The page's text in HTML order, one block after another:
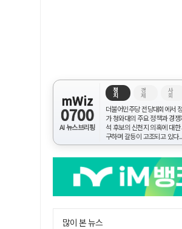
mWiz
0700
AI 뉴스브리핑
정
치
경
제
사
회
더불어민주당 전당대회에서
가 청와대의 주요 정책과 경
석 후보의 신천지 의혹에 대
구하며 갈등이 고조되고 있다...
많이 본 뉴스